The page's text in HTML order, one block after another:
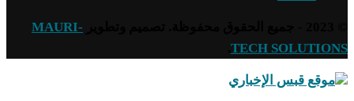
MAURI-
TECH SOLUTIONS